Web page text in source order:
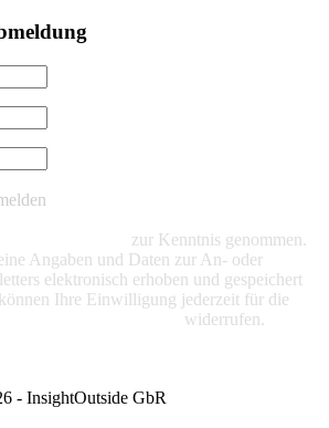
zur Kenntnis genommen.
Angaben und Daten zur An- oder
elektronisch erhoben und gespeichert
Ihre Einwilligung jederzeit für die
widerrufen.
- InsightOutside GbR